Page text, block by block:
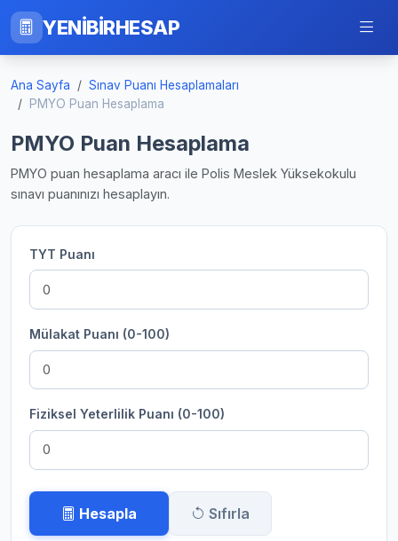
YENİBİRHESAP
Ana Sayfa
Sınav Puanı Hesaplamaları
PMYO Puan Hesaplama
PMYO Puan Hesaplama
PMYO puan hesaplama aracı ile Polis Meslek Yüksekokulu
sınavı puanınızı hesaplayın.
TYT Puanı
Mülakat Puanı (0-100)
Fiziksel Yeterlilik Puanı (0-100)
Hesapla Sıfırla